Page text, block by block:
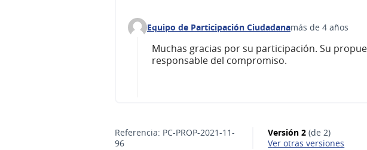
Comentario 259 (responder al comentario 247)
Equipo de Participación Ciudadanamás de 4 años
Muchas gracias por su participación. Su
responsable del compromiso.
Referencia: PC-PROP-2021-11-
96
Versión 2 (de 2)
ver otras versiones